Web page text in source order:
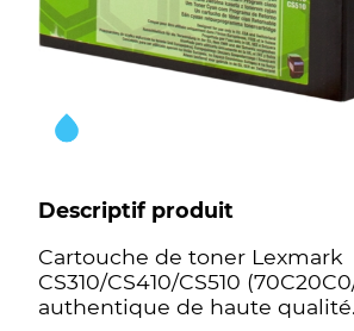
Descriptif produit
Cartouche de toner Lexmark
CS310/CS410/CS510
authentique de haute qualité.